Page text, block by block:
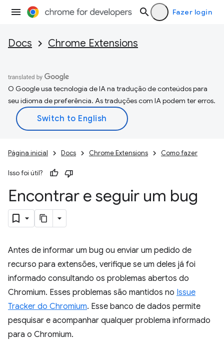
Fazer login
Docs Chrome Extensions
O Google usa tecnologia de IA na tradução de conteúdos para
seu idioma de preferência. As traduções com IA podem ter erros.
Página inicial Docs Chrome Extensions Como fazer
Isso foi útil?
Encontrar e seguir um bug
Antes de informar um bug ou enviar um pedido de
recurso para extensões, verifique se um deles já foi
informado consultando os problemas abertos do
Chromium. Esses problemas são mantidos no Issue
Tracker do Chromium. Esse banco de dados permite
pesquisar e acompanhar qualquer problema informado
para o Chromium.